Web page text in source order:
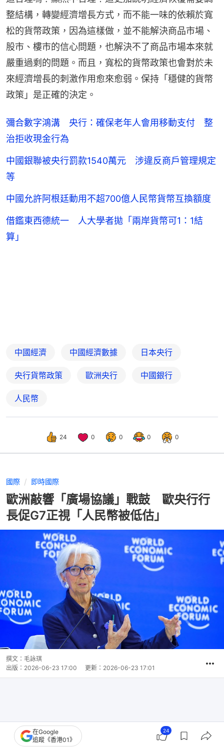
整結構，轉變經濟增長方式，而不能一味的依賴於寬
松的貨幣政策，因為這樣做，並不能解決商品市場、
股市、樓市的信心問題，也解決不了商品市場本來就
嚴重過剩的問題。而且，寬松的貨幣政策也會對於未
來經濟增長的刺激作用愈來愈弱。保持「穩健的貨幣
政策」是正確的決定。
彌合數字鴻溝 央行：確保老年人會用移動支付 整
治拒收現金行為
中國銀聯被央行罰款1540萬元 涉違反商戶管理規定
等
中國允許阿根廷動用不超700億人民幣貨幣互換額度
借鑑東西德統一 人大學者拋「兩岸貨幣可1：1結
算」
中國經濟 中國經濟數據 日本央行
央行貨幣政策 歐洲央行 中國銀行
人民幣
24 0 0 0 0
國際 即時國際
歐洲敲響「廣場協議」戰鼓 歐央行行
長促G7正視「人民幣被低估」
撰文： 毛詠琪
出版： 2026-06-23 17:00 更新： 2026-06-23 17:01
在Google
追蹤《香港01》
24